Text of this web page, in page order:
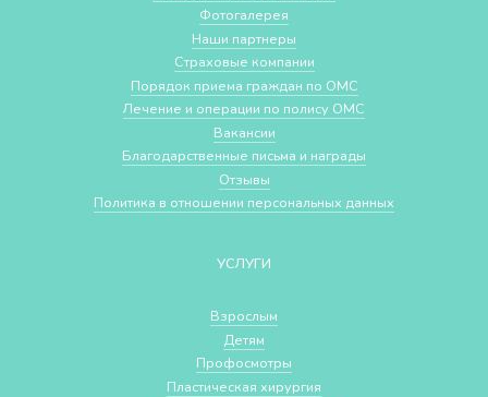
Фотогалерея
Наши партнеры
Страховые компании
Порядок приема граждан по ОМС
Лечение и операции по полису ОМС
Вакансии
Благодарственные письма и награды
Отзывы
Политика в отношении персональных данных
УСЛУГИ
Взрослым
Детям
Профосмотры
Пластическая хирургия